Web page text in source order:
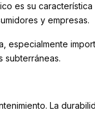
es su
y empresas.
subterráneas.
La